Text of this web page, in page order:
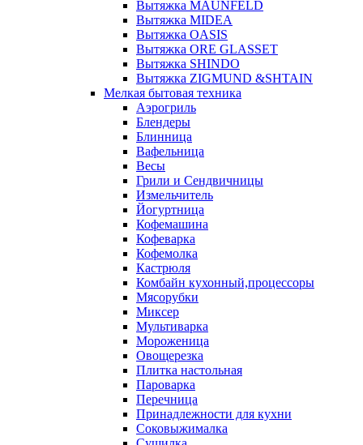
Вытяжка MAUNFELD
Вытяжка MIDEA
Вытяжка OASIS
Вытяжка ORE GLASSET
Вытяжка SHINDO
Вытяжка ZIGMUND &SHTAIN
Мелкая бытовая техника
Аэрогриль
Блендеры
Блинница
Вафельница
Весы
Грили и Сендвичницы
Измельчитель
Йогуртница
Кофемашина
Кофеварка
Кофемолка
Кастрюля
Комбайн кухонный,процессоры
Мясорубки
Миксер
Мультиварка
Мороженица
Овощерезка
Плитка настольная
Пароварка
Перечница
Принадлежности для кухни
Соковыжималка